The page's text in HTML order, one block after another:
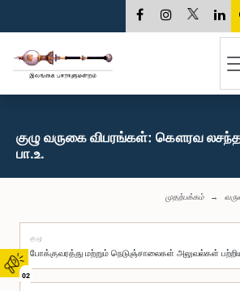
02
குழு வருகை விபரங்கள்: கௌரவ
பா.உ.
முதற்பக்கம்
குழு